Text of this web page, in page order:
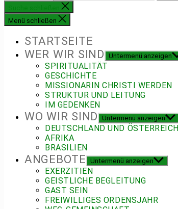
Menü schließen
STARTSEITE
WER WIR SIND
Untermenü anzeigen
SPIRITUALITÄT
GESCHICHTE
MISSIONARIN CHRISTI WERDEN
STRUKTUR UND LEITUNG
IM GEDENKEN
WO WIR SIND Untermenü anzeigen
DEUTSCHLAND UND ÖSTERREICH
AFRIKA
BRASILIEN
ANGEBOTE Untermenü anzeigen
EXERZITIEN
GEISTLICHE BEGLEITUNG
GAST SEIN
FREIWILLIGES ORDENSJAHR